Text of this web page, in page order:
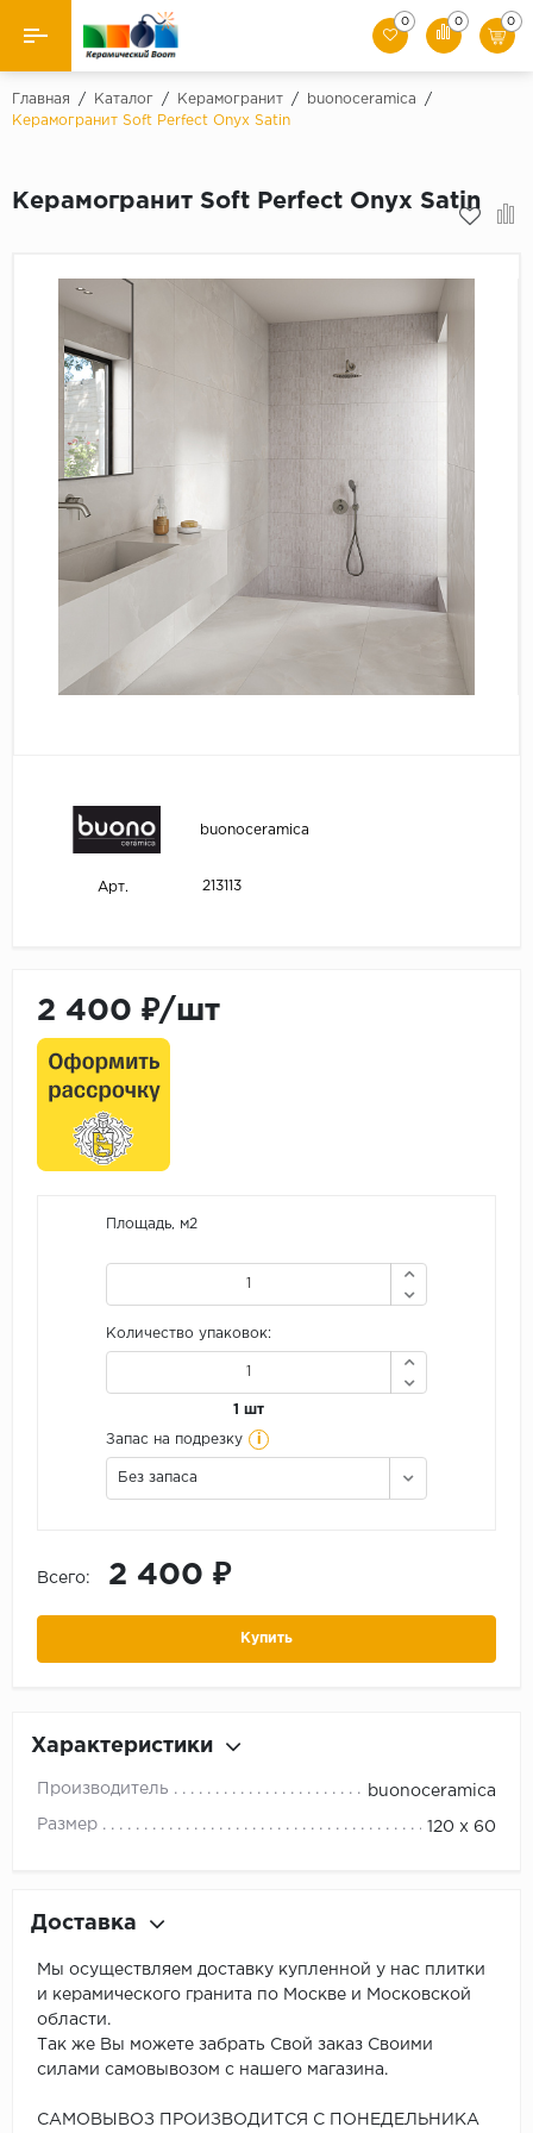
Назад
Керамическая плитка
Мозаики
Искусственный камень
Клинкер
0 0 0
Главная / Каталог / Керамогранит / buonoceramica
/
Керамогранит Soft Perfect Onyx Satin
Керамогранит Soft Perfect Onyx Satin
buonoceramica
Арт. 213113
2 400 ₽/шт
Площадь, м2
Количество упаковок:
1 шт
Запас на подрезку i
Без запаса
Всего: 2 400 ₽
Купить
Характеристики
Производитель buonoceramica
Размер 120 х 60
Доставка
Мы осуществляем доставку купленной у нас плитки
и керамического гранита по Москве и Московской
области.
Так же Вы можете забрать Свой заказ Своими
силами самовывозом с нашего магазина.
САМОВЫВОЗ ПРОИЗВОДИТСЯ С ПОНЕДЕЛЬНИКА